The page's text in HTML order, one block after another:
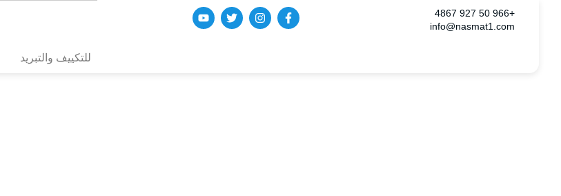
+966 50 927 4867‎‏
info@nasmat1.com
للتكييف والتبريد